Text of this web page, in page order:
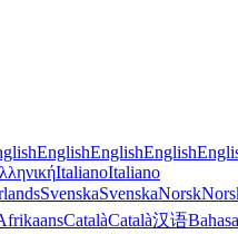
EnglishEnglishEnglish
ItalianoItaliano
SvenskaSvenskaNorsk
CatalàCatalà汉语